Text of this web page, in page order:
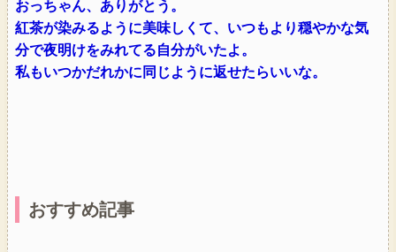
おっちゃん、ありがとう。
紅茶が染みるように美味しくて、いつもより穏やかな気
分で夜明けをみれてる自分がいたよ。
私もいつかだれかに同じように返せたらいいな。
おすすめ記事